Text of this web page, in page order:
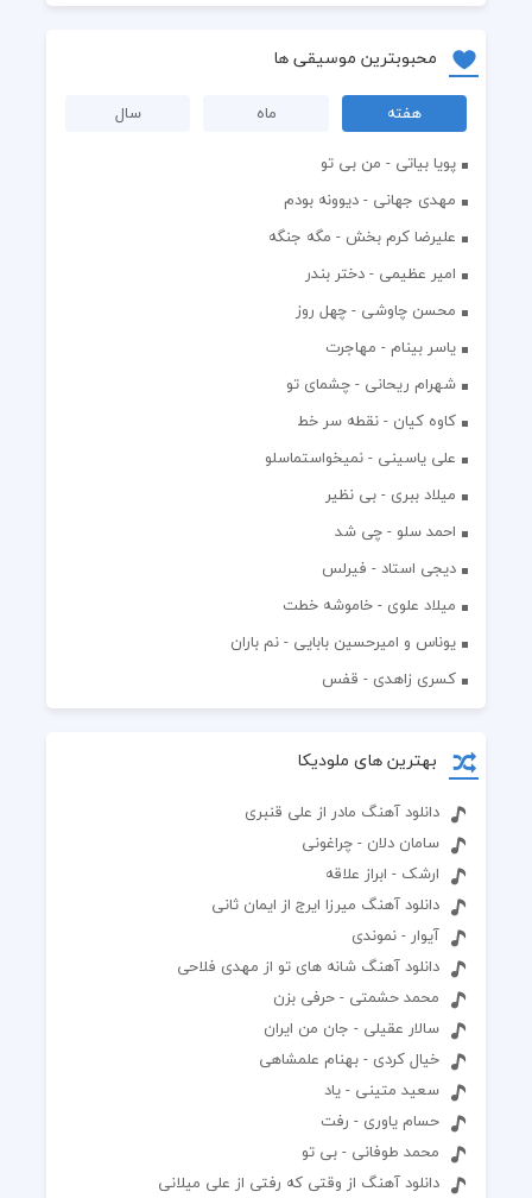
محبوبترین موسیقی ها
هفته ماه
سال
پویا بیاتی - من بی تو
مهدی جهانی - دیوونه بودم
علیرضا کرم بخش - مگه جنگه
امیر عظیمی - دختر بندر
محسن چاوشی - چهل روز
یاسر بینام - مهاجرت
شهرام ریحانی - چشمای تو
کاوه کیان - نقطه سر خط
علی یاسینی - نمیخواستماسلو
میلاد ببری - بی نظیر
احمد سلو - چی شد
دیجی استاد - فیرلس
میلاد علوی - خاموشه خطت
یوناس و امیرحسین بابایی - نم باران
کسری زاهدی - قفس
بهترین های ملودیکا
دانلود آهنگ مادر از علی قنبری
سامان دلان - چراغونی
ارشک - ابراز علاقه
دانلود آهنگ میرزا ایرج از ایمان ثانی
آیوار - نموندی
دانلود آهنگ شانه های تو از مهدی فلاحی
محمد حشمتی - حرفی بزن
سالار عقیلی - جان من ایران
خیال کردی - بهنام علمشاهی
سعید متینی - یاد
حسام یاوری - رفت
محمد طوفانی - بی تو
دانلود آهنگ از وقتی که رفتی از علی میلانی